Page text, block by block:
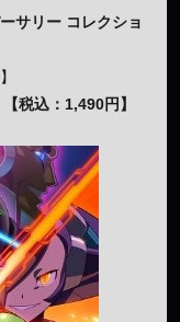
サリー コレクショ
税込：1,490円】